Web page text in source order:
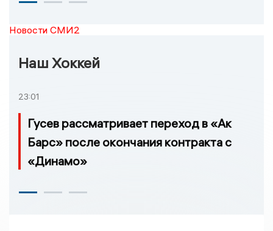
Новости СМИ2
Наш Хоккей
23:01
Гусев рассматривает переход в «Ак
Барс» после окончания контракта с
«Динамо»